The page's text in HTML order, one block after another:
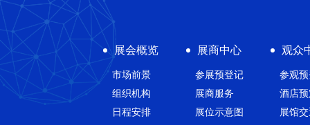
展会概览
市场前景
组织机构
日程安排
展商中心
参展预登记
展商服务
展位示意图
观众
参观
酒店
展馆